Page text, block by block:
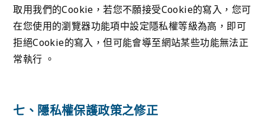
取用我們的Cookie，若您不願接受Cookie的寫入，您可
在您使用的瀏覽器功能項中設定隱私權等級為高，即可
拒絕Cookie的寫入，但可能會導至網站某些功能無法正
常執行 。
七、隱私權保護政策之修正